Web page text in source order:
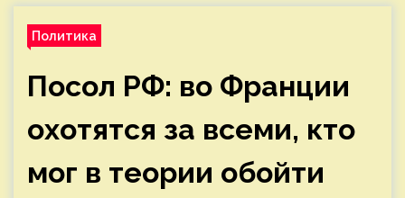
Политика
Посол РФ: во Франции
охотятся за всеми, кто
мог в теории обойти